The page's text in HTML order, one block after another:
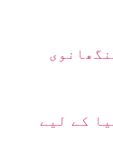
کے لیے